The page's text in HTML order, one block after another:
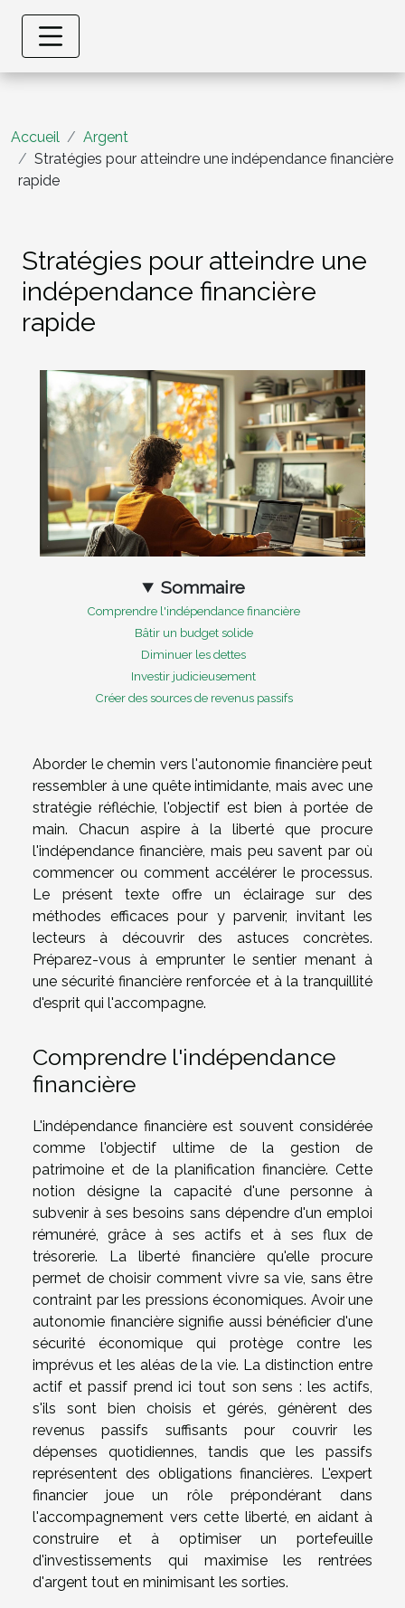
Accueil
Argent
Stratégies pour atteindre une indépendance financière
rapide
Stratégies pour atteindre une
indépendance financière
rapide
Sommaire
Comprendre l'indépendance financière
Bâtir un budget solide
Diminuer les dettes
Investir judicieusement
Créer des sources de revenus passifs
Aborder le chemin vers l'autonomie financière peut
ressembler à une quête intimidante, mais avec une
stratégie réfléchie, l'objectif est bien à portée de
main. Chacun aspire à la liberté que procure
l'indépendance financière, mais peu savent par où
commencer ou comment accélérer le processus.
Le présent texte offre un éclairage sur des
méthodes efficaces pour y parvenir, invitant les
lecteurs à découvrir des astuces concrètes.
Préparez-vous à emprunter le sentier menant à
une sécurité financière renforcée et à la tranquillité
d'esprit qui l'accompagne.
Comprendre l'indépendance
financière
L'indépendance financière est souvent considérée
comme l'objectif ultime de la gestion de
patrimoine et de la planification financière. Cette
notion désigne la capacité d'une personne à
subvenir à ses besoins sans dépendre d'un emploi
rémunéré, grâce à ses actifs et à ses flux de
trésorerie. La liberté financière qu'elle procure
permet de choisir comment vivre sa vie, sans être
contraint par les pressions économiques. Avoir une
autonomie financière signifie aussi bénéficier d'une
sécurité économique qui protège contre les
imprévus et les aléas de la vie. La distinction entre
actif et passif prend ici tout son sens : les actifs,
s'ils sont bien choisis et gérés, génèrent des
revenus passifs suffisants pour couvrir les
dépenses quotidiennes, tandis que les passifs
représentent des obligations financières. L'expert
financier joue un rôle prépondérant dans
l'accompagnement vers cette liberté, en aidant à
construire et à optimiser un portefeuille
d'investissements qui maximise les rentrées
d'argent tout en minimisant les sorties.